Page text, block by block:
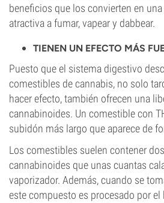
beneficios que los convierten en
atractiva a fumar, vapear y dabbear.
TIENEN UN EFECTO MÁS
Puesto que el sistema digestivo
comestibles de cannabis, no solo
hacer efecto, también ofrecen una
cannabinoides. Un comestible con
subidón más largo que aparece de
Los comestibles suelen contener
cannabinoides que unas cuantas
vaporizador. Además, cuando se
este compuesto es procesado por el